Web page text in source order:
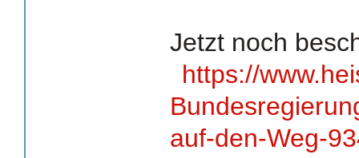
Jetzt noch
https://
auf-den-Weg-